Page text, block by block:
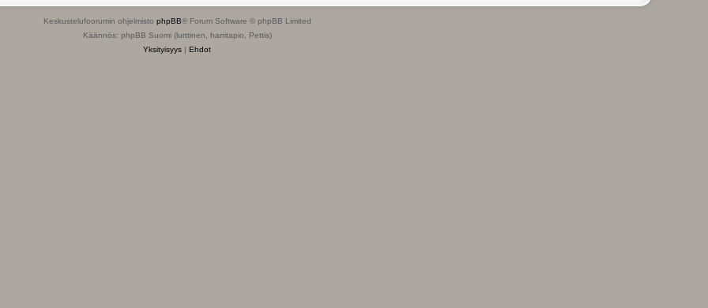
Keskustelufoorumin ohjelmisto phpBB® Forum Software © phpBB Limited
Käännös: phpBB Suomi (lurttinen, harritapio, Pettis)
Yksityisyys | Ehdot